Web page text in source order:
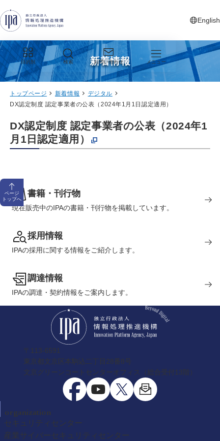
English
新しいタ
目的別 検索 お問い合わせ メニュー
新着情報
トップページ 新着情報
デジタル
DX認定制度 認定事業者の公表（2024年1月1日認定適用）
DX認定制度 認定事業者の公表（2024年1
月1日認定適用）
ページ
トップへ
書籍・刊行物
現在販売中のIPAの書籍・刊行物を掲載しています。
採用情報
IPAの採用に関する情報をご紹介します。
調達情報
IPAの調達・契約情報をご案内します。
〒113-6591
東京都文京区本駒込二丁目28番8号
文京グリーンコートセンターオフィス（総合受付13階）
organization
セキュリティセンター
産業サイバーセキュリティセンター